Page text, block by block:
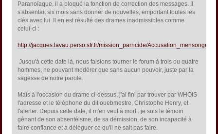
Paranoïaque, il a bloqué la fonction de correction des messages. Il
s'absentait six mois sans donner de nouvelles, emportant toutes les
clés avec lui. Il en est résulté des drames inadmissibles comme
celui-ci :
http://jacques.lavau.perso.sfr.fr/mission_parricide/
Jusqu'à cette date là, nous faisions tourner le forum à trois ou quatre
hommes, ne pouvant modérer que sans aucun pouvoir, juste par la
sagesse de notre parole.
Mais à l'occasion du drame ci-dessus, j'ai fini par trouver par WHOIS
l'adresse et le téléphone du dit ouebmestre, Christophe Henry, et
l'alerter. Depuis cette date, il m'en veut à mort : je suis le témoin
gênant de son absentéisme, de sa démission, de son incapacité à
faire confiance et à déléguer ce qu'il ne sait pas faire.